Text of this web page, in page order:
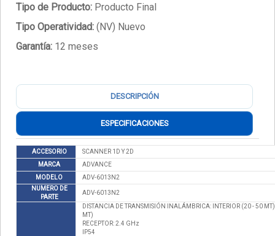
Tipo de Producto: Producto Final
Tipo Operatividad: (NV) Nuevo
Garantía: 12 meses
DESCRIPCIÓN
ESPECIFICACIONES
ACCESORIO
SCANNER 1D Y 2D
MARCA
ADVANCE
MODELO
ADV-6013N2
NUMERO DE
PARTE
ADV-6013N2
DISTANCIA DE TRANSMISIÓN INALÁMBRICA: INTERIOR (20 - 50
MT)
RECEPTOR: 2.4 GHz
IP54